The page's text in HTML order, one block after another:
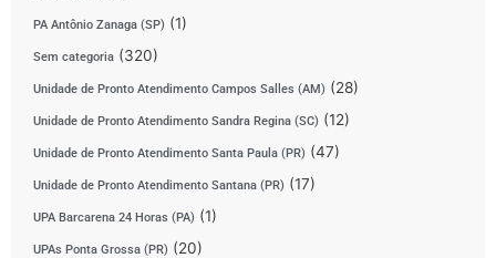
PA Antônio Zanaga (SP) (1)
Sem categoria (320)
Unidade de Pronto Atendimento Campos Salles (AM) (28)
Unidade de Pronto Atendimento Sandra Regina (SC) (12)
Unidade de Pronto Atendimento Santa Paula (PR) (47)
Unidade de Pronto Atendimento Santana (PR) (17)
UPA Barcarena 24 Horas (PA) (1)
UPAs Ponta Grossa (PR) (20)